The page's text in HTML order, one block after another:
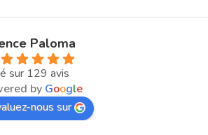
Paloma
sur 129 avis
by Google
nous sur